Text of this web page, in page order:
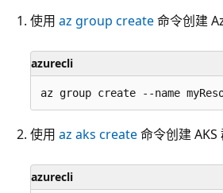
使用 az group create命令创建
azurecli
使用 az aks create命令创建 AKS
azurecli